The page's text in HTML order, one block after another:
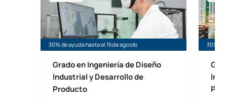
30% de ayuda hasta el 15 de agosto
Grado en Ingeniería de Diseño
Industrial y Desarrollo de
Producto
30% de